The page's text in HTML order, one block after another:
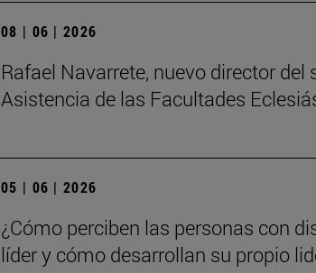
08 | 06 | 2026
Rafael Navarrete, nuevo director
Asistencia de las Facultades
05 | 06 | 2026
¿Cómo perciben las personas con
líder y cómo desarrollan su propio